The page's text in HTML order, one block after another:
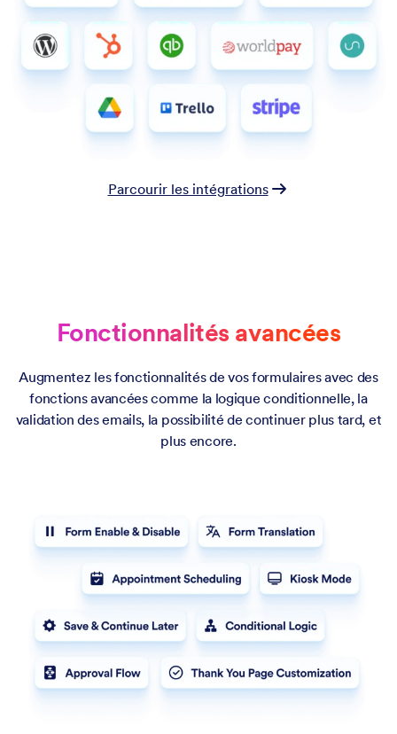
Parcourir les intégrations
Fonctionnalités avancées
Augmentez les fonctionnalités de vos formulaires avec des
fonctions avancées comme la logique conditionnelle, la
validation des emails, la possibilité de continuer plus tard, et
plus encore.